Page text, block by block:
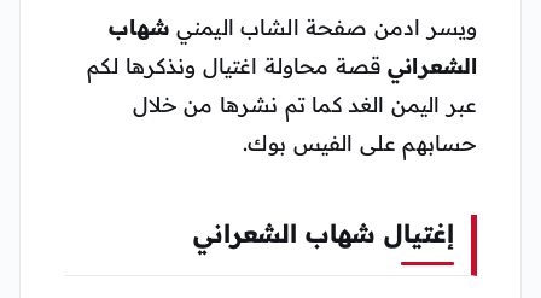
ويسر ادمن صفحة الشاب اليمني شهاب
الشعرانيقصة محاولة اغتيال ونذكرها لكم
عبر اليمن الغد كما تم نشرها من خلال
حسابهم على الفيس بوك.
إغتيال شهاب الشعراني